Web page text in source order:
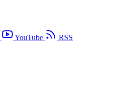
YouTube RSS